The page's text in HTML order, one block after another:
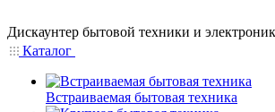
Дискаунтер бытовой техники и
Каталог
Встраиваемая бытовая техника